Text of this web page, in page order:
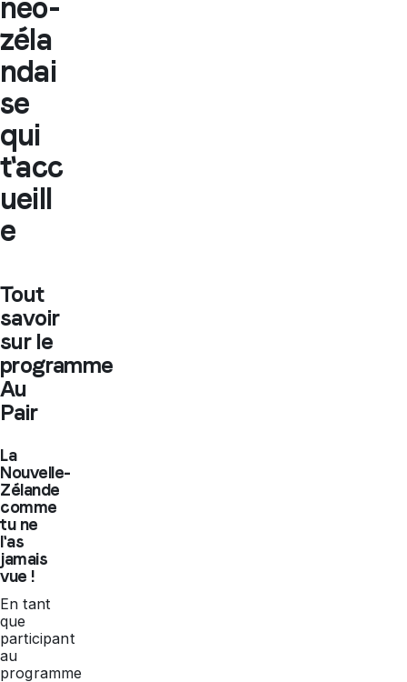
néo-
zéla
ndai
se
qui
t'acc
ueill
e
Tout
savoir
sur le
programme
Au
Pair
La
Nouvelle-
Zélande
comme
tu ne
l'as
jamais
vue !
En tant
que
participant
au
programme